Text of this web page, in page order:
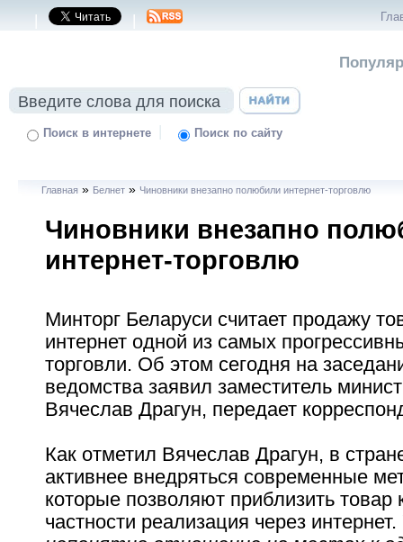
| |
Поиск в интернете | Поиск по сайту
Главная » Белнет »Чиновники внезапно полюбили интернет-торговлю
Чиновники внезапно
интернет-торговлю
Минторг Беларуси считает продажу
интернет одной из самых
торговли. Об этом сегодня на
ведомства заявил заместитель
Вячеслав Драгун, передает
Как отметил Вячеслав Драгун, в
активнее внедряться современные
которые позволяют приблизить товар
частности реализация через интернет.